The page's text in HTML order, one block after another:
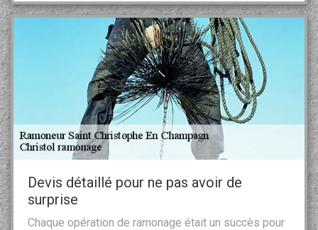
Devis détaillé pour ne pas avoir de
surprise
Chaque opération de ramonage était un succès pour